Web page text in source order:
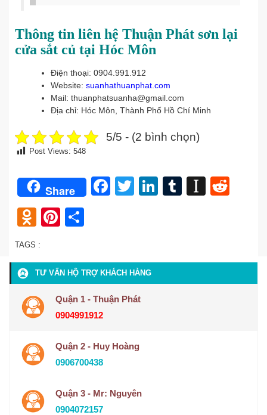
Thông tin liên hệ Thuận Phát sơn lại
cửa sắt củ tại Hóc Môn
Điện thoại: 0904.991.912
Website: suanhathuanphat.com
Mail: thuanphatsuanha@gmail.com
Địa chỉ: Hóc Môn, Thành Phố Hồ Chí Minh
5/5 - (2 bình chọn)
Post Views: 548
Share Facebook
TwitterLinkedIn
Tumblr
Odnoklassniki
Pinterest
TAGS :
TƯ VẤN HỘ TRỢ KHÁCH HÀNG
Quận 1 - Thuận Phát
0904991912
Quận 2 - Huy Hoàng
0906700438
Quận 3 - Mr: Nguyên
0904072157